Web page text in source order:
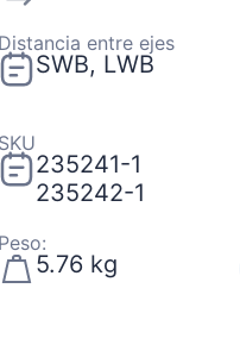
entre ejes
SWB, LWB
235241-1
235242-1
5.76 kg